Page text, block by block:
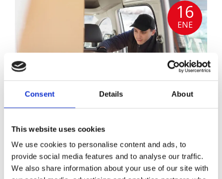
Consent Details About
This website uses cookies
We use cookies to personalise content and ads, to
provide social media features and to analyse our traffic.
We also share information about your use of our site with
16
ENE
transporte de catering y eventos
Cerrato Alquiler
alquilar un vehículo industrial
furgonetas para catering,alquiler de vehículos
industriales Madrid,carrozado con trampilla catering,